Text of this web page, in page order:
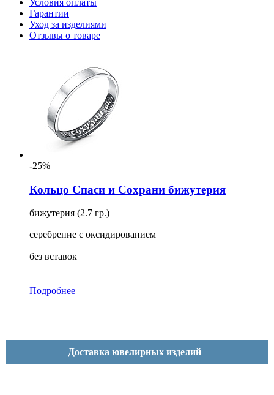
Условия оплаты
Гарантии
Уход за изделиями
Отзывы о товаре
-25%
Кольцо Спаси и Сохрани бижутерия
бижутерия (2.7 гр.)
серебрение с оксидированием
без вставок
Подробнее
Доставка ювелирных изделий